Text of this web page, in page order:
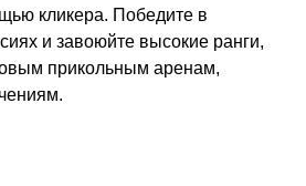
кликера. Победите в
и завоюйте высокие ранги,
прикольным аренам,